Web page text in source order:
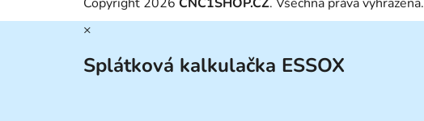
×
Splátková kalkulačka ESSOX